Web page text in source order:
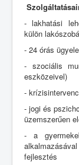
- lakhatási
külön
- 24 órás
- szociális
eszközeivel)
-
- jogi és
üzemszerűen
- a
fejlesztés